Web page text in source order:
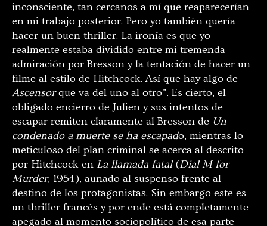
inconsciente, tan cercanos a mí que reaparecerían
en mi trabajo posterior. Pero yo también quería
hacer un buen thriller. La ironía es que yo
realmente estaba dividido entre mi tremenda
admiración por Bresson y la tentación de hacer un
filme al estilo de Hitchcock. Así que hay algo de
Ascensorque va del uno al otro”. Es cierto, el
obligado encierro de Julien y sus intentos de
escapar remiten claramente al Bresson de Un
condenado a muerte se ha escapado, mientras lo
meticuloso del plan criminal se acerca al descrito
por Hitchcock en La llamada fatal(Dial M for
Murder, 1954), aunado al suspenso frente al
destino de los protagonistas. Sin embargo este es
un thriller francés y por ende está completamente
apegado al momento sociopolítico de esa parte